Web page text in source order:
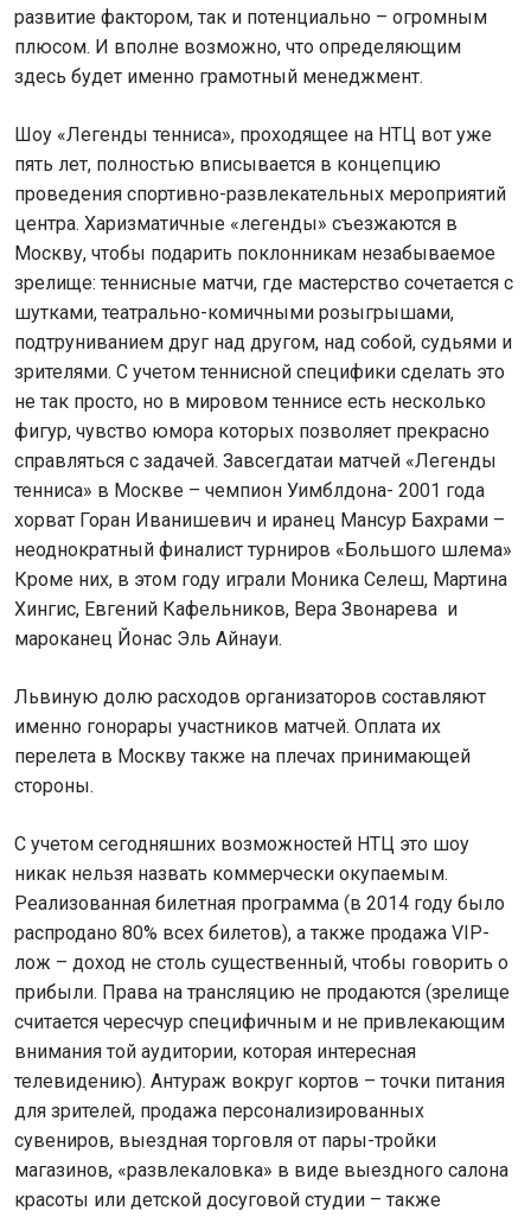
развитие фактором, так и потенциально – огромным
плюсом. И вполне возможно, что определяющим
здесь будет именно грамотный менеджмент.
Шоу «Легенды тенниса», проходящее на НТЦ вот уже
пять лет, полностью вписывается в концепцию
проведения спортивно-развлекательных мероприятий
центра. Харизматичные «легенды» съезжаются в
Москву, чтобы подарить поклонникам незабываемое
зрелище: теннисные матчи, где мастерство сочетается с
шутками, театрально-комичными розыгрышами,
подтруниванием друг над другом, над собой, судьями и
зрителями. С учетом теннисной специфики сделать это
не так просто, но в мировом теннисе есть несколько
фигур, чувство юмора которых позволяет прекрасно
справляться с задачей. Завсегдатаи матчей «Легенды
тенниса» в Москве – чемпион Уимблдона- 2001 года
хорват Горан Иванишевич и иранец Мансур Бахрами –
неоднократный финалист турниров «Большого шлема»
Кроме них, в этом году играли Моника Селеш, Мартина
Хингис, Евгений Кафельников, Вера Звонарева и
мароканец Йонас Эль Айнауи.
Львиную долю расходов организаторов составляют
именно гонорары участников матчей. Оплата их
перелета в Москву также на плечах принимающей
стороны.
С учетом сегодняшних возможностей НТЦ это шоу
никак нельзя назвать коммерчески окупаемым.
Реализованная билетная программа (в 2014 году было
распродано 80% всех билетов), а также продажа VIP-
лож – доход не столь существенный, чтобы говорить о
прибыли. Права на трансляцию не продаются (зрелище
считается чересчур специфичным и не привлекающим
внимания той аудитории, которая интересная
телевидению). Антураж вокруг кортов – точки питания
для зрителей, продажа персонализированных
сувениров, выездная торговля от пары-тройки
магазинов, «развлекаловка» в виде выездного салона
красоты или детской досуговой студии – также